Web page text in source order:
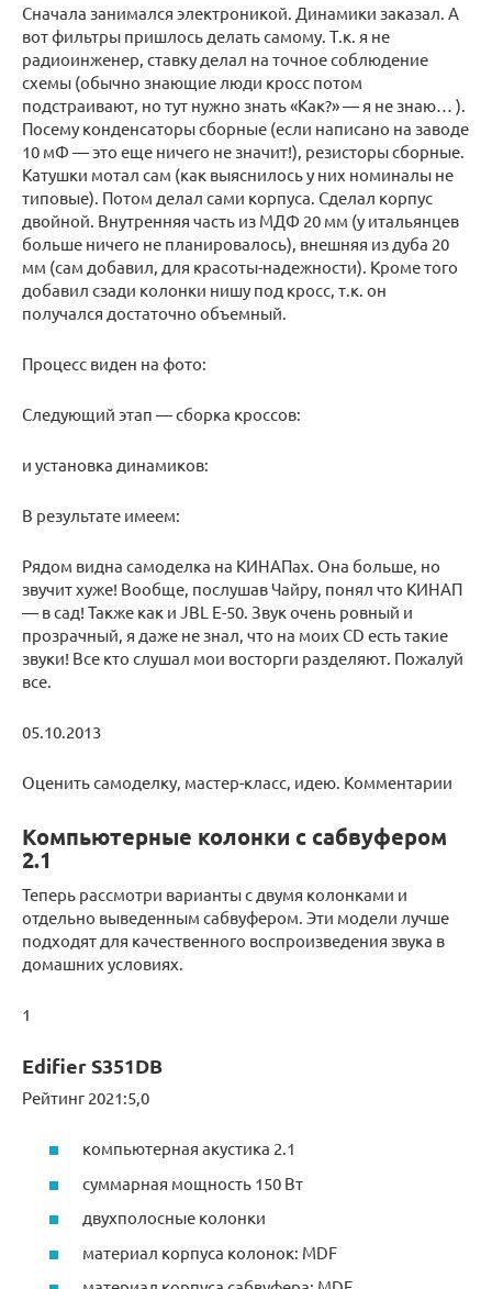
Сначала занимался электроникой. Динамики заказал. А
вот фильтры пришлось делать самому. Т.к. я не
радиоинженер, ставку делал на точное соблюдение
схемы (обычно знающие люди кросс потом
подстраивают, но тут нужно знать «Как?» — я не знаю… ).
Посему конденсаторы сборные (если написано на заводе
10 мФ — это еще ничего не значит!), резисторы сборные.
Катушки мотал сам (как выяснилось у них номиналы не
типовые). Потом делал сами корпуса. Сделал корпус
двойной. Внутренняя часть из МДФ 20 мм (у итальянцев
больше ничего не планировалось), внешняя из дуба 20
мм (сам добавил, для красоты-надежности). Кроме того
добавил сзади колонки нишу под кросс, т.к. он
получался достаточно объемный.
Процесс виден на фото:
Следующий этап — сборка кроссов:
и установка динамиков:
В результате имеем:
Рядом видна самоделка на КИНАПах. Она больше, но
звучит хуже! Вообще, послушав Чайру, понял что КИНАП
— в сад! Также как и JBL E-50. Звук очень ровный и
прозрачный, я даже не знал, что на моих CD есть такие
звуки! Все кто слушал мои восторги разделяют. Пожалуй
все.
05.10.2013
Оценить самоделку, мастер-класс, идею. Комментарии
Компьютерные колонки с сабвуфером
2.1
Теперь рассмотри варианты с двумя колонками и
отдельно выведенным сабвуфером. Эти модели лучше
подходят для качественного воспроизведения звука в
домашних условиях.
1
Edifier S351DB
Рейтинг 2021:5,0
компьютерная акустика 2.1
суммарная мощность 150 Вт
двухполосные колонки
материал корпуса колонок: MDF